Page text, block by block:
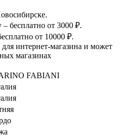
бесплатно от 3000 ₽.
от 10000 ₽.
интернет-магазина и может
магазинах
FABIANI